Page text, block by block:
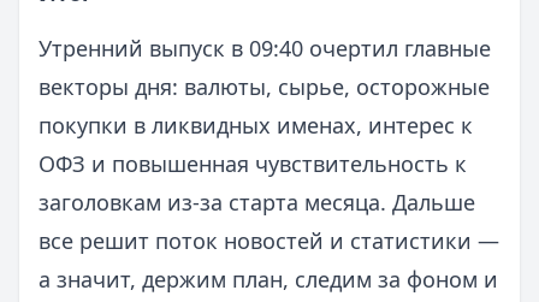
Утренний выпуск в 09:40 очертил главные
векторы дня: валюты, сырье, осторожные
покупки в ликвидных именах, интерес к
ОФЗ и повышенная чувствительность к
заголовкам из-за старта месяца. Дальше
все решит поток новостей и статистики —
а значит, держим план, следим за фоном и